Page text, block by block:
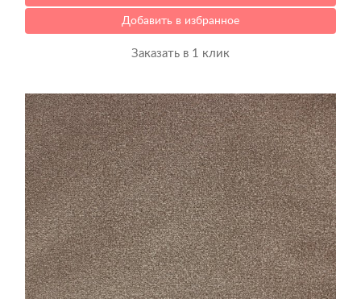
Добавить в избранное
Заказать в 1 клик